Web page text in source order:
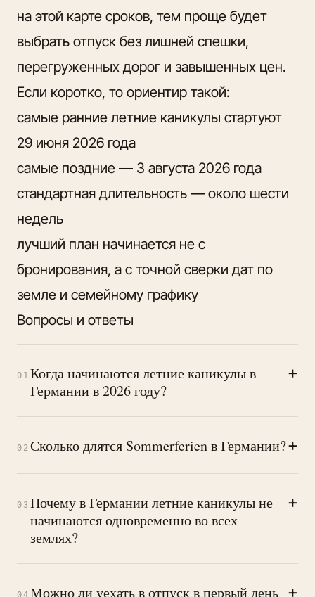
на этой карте сроков, тем проще будет
выбрать отпуск без лишней спешки,
перегруженных дорог и завышенных цен.
Если коротко, то ориентир такой:
самые ранние летние каникулы стартуют
29 июня 2026 года
самые поздние — 3 августа 2026 года
стандартная длительность — около шести
недель
лучший план начинается не с
бронирования, а с точной сверки дат по
земле и семейному графику
Вопросы и ответы
01 Когда начинаются летние каникулы в
Германии в 2026 году?
+
02 Сколько длятся Sommerferien в Германии?+
03 Почему в Германии летние каникулы не
начинаются одновременно во всех
землях?
+
04 Можно ли уехать в отпуск в первый день +